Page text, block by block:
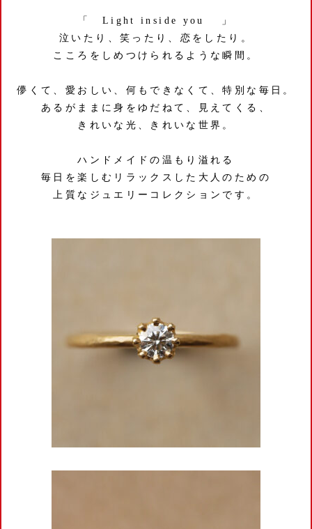
「 Light inside you 」
泣いたり、笑ったり、恋をしたり。
こころをしめつけられるような瞬間。
儚くて、愛おしい、何もできなくて、特別な毎日。
あるがままに身をゆだねて、見えてくる、
きれいな光、きれいな世界。
ハンドメイドの温もり溢れる
毎日を楽しむリラックスした大人のための
上質なジュエリーコレクションです。